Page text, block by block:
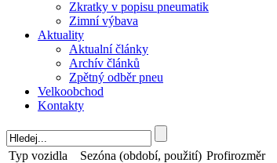
Zkratky v popisu pneumatik
Zimní výbava
Aktuality
Aktualní články
Archív článků
Zpětný odběr pneu
Velkoobchod
Kontakty
Typ vozidla Sezóna (období, použití) Profirozměr